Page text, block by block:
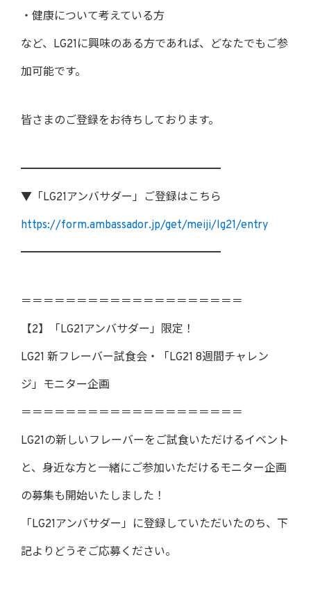
・健康について考えている方
など、LG21に興味のある方であれば、どなたでもご参
加可能です。
皆さまのご登録をお待ちしております。
━━━━━━━━━━━━━━━━━━
▼「LG21アンバサダー」ご登録はこちら
https://form.ambassador.jp/get/meiji/lg21/entry
━━━━━━━━━━━━━━━━━━
＝＝＝＝＝＝＝＝＝＝＝＝＝＝＝＝＝＝＝＝
【2】「LG21アンバサダー」限定！
LG21 新フレーバー試食会・「LG21 8週間チャレン
ジ」モニター企画
＝＝＝＝＝＝＝＝＝＝＝＝＝＝＝＝＝＝＝＝
LG21の新しいフレーバーをご試食いただけるイベント
と、身近な方と一緒にご参加いただけるモニター企画
の募集も開始いたしました！
「LG21アンバサダー」に登録していただいたのち、下
記よりどうぞご応募ください。